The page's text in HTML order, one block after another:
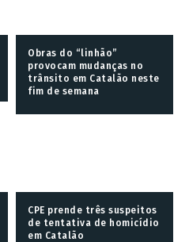
Obras do “linhão”
provocam mudanças no
trânsito em Catalão neste
fim de semana
CPE prende três suspeitos
de tentativa de homicídio
em Catalão